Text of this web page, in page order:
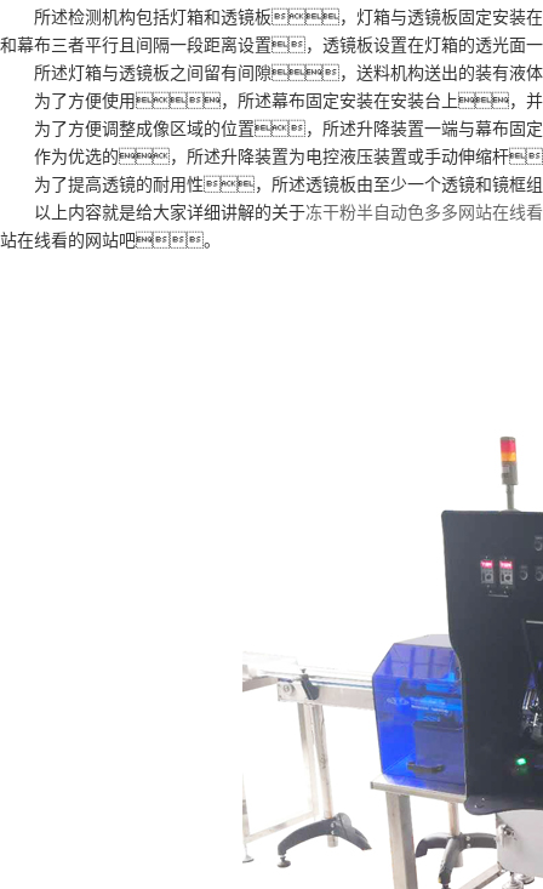
所述检测机构包括灯箱和透镜板，灯箱与透镜板固定安
和幕布三者平行且间隔一段距离设置，透镜板设置在灯箱的透光面
所述灯箱与透镜板之间留有间隙，送料机构送出的装有液
为了方便使用，所述幕布固定安装在安装台上，并
为了方便调整成像区域的位置，所述升降装置一端与幕布
作为优选的，所述升降装置为电控液压装置或手动伸缩杆
为了提高透镜的耐用性，所述透镜板由至少一个透镜和镜
以上内容就是给大家详细讲解的关于冻干粉半自动色多多网站在线看
站在线看的网站吧。